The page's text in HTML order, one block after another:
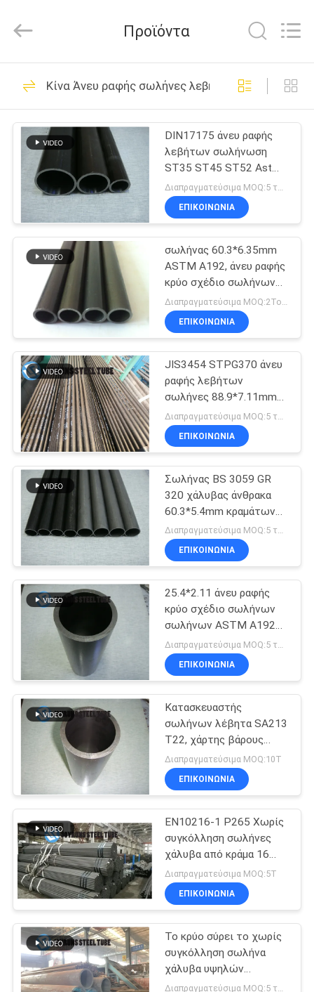
ΣΠΊΤΙ
ΠΡΟΪΟΝΤΑ
ΠΕΡΙΠΟΥ
ΗΠΑ
ΓΎΡΟΣ
ΕΡΓΟΣΤΑΣΊΩΝ
ΠΟΙΟΤΙΚΌΣ
ΈΛΕΓΧΟΣ
ΜΑΣ
ΕΛΆΤΕ
ΣΕ
ΕΠΑΦΉ
ΜΕ
ΖΗΤΉΣΤΕ
ΈΝΑ
ΑΠΌΣΠΑΣΜΑ
SITEMAP
ΠΟΛΙΤΙΚΉ
ΜΥΣΤΙΚΌΤΗΤΑΣ
Steel
Rights
Άνευ ραφής
σωλήνας χάλυβα
ακρίβειας
50
σωλήνας χάλυβα
ανταλλακτών
θερμότητας
34
Σωλήνας Bundy
χάλυβα
άνευ ραφής
σωλήνας χαλκού
16
Σπείρα σωλήνων
αλουμινίου
16
Σωλήνες
ανταλλακτών
θερμότητας
τιτανίου
13
Προϊόντα
Κίνα Άνευ ραφής σωλήνες λεβήτων
DIN17175 άνευ ραφής
λεβήτων σωλήνωση
ST35 ST45 ST52 Astm
A179 σωλήνων
ανθεκτική στη
θερμότητα
Διαπραγματεύσιμα MOQ:5 τόνοι ανά μέγεθος
ΕΠΙΚΟΙΝΩΝΊΑ
σωλήνας 60.3*6.35mm
ASTM A192, άνευ ραφής
κρύο σχέδιο σωλήνων
χάλυβα άνθρακα A192M
μαύρο
ΕΠΙΚΟΙΝΩΝΊΑ
JIS3454 STPG370 άνευ
ραφής λεβήτων
σωλήνες 88.9*7.11mm
χάλυβα άνθρακα
λεβήτων σωλήνων
τραβηγμένοι στο κρύο
ΕΠΙΚΟΙΝΩΝΊΑ
Σωλήνας BS 3059 GR
320 χάλυβας άνθρακα
60.3*5.4mm κραμάτων
νικελίου λεβήτων
Διαπραγματεύσιμα MOQ:5 τόνοι ανά μέγεθος
ΕΠΙΚΟΙΝΩΝΊΑ
25.4*2.11 άνευ ραφής
κρύο σχέδιο σωλήνων
σωλήνων ASTM A192
λεβήτων για τις υψηλές
τοποθετήσεις
Διαπραγματεύσιμα MOQ:5 τόνοι ανά μέγεθος
ΕΠΙΚΟΙΝΩΝΊΑ
Κατασκευαστής
σωλήνων λέβητα SA213
T22, χάρτης βάρους
αναφοράς υλικών
σωλήνων T22
Διαπραγματεύσιμα MOQ:10T
ΕΠΙΚΟΙΝΩΝΊΑ
EN10216-1 P265 Χωρίς
συγκόλληση σωλήνες
χάλυβα από κράμα 16
mm έως 140 mm
Διαπραγματεύσιμα MOQ:5T
ΕΠΙΚΟΙΝΩΝΊΑ
Το κρύο σύρει το χωρίς
συγκόλληση σωλήνα
χάλυβα υψηλών
λεβήτων σωλήνων